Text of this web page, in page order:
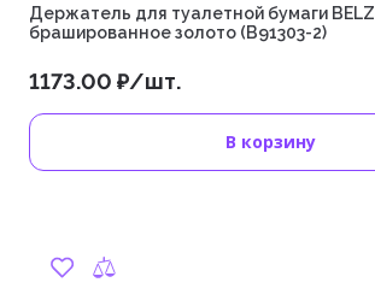
Держатель для туалетной бумаги BELZ
брашированное золото (B91303-2)
1173.00 ₽/шт.
В корзину